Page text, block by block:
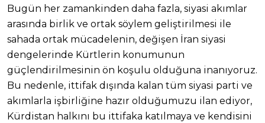
Bugün her zamankinden daha fazla, siyasi akımlar
arasında birlik ve ortak söylem geliştirilmesi ile
sahada ortak mücadelenin, değişen İran siyasi
dengelerinde Kürtlerin konumunun
güçlendirilmesinin ön koşulu olduğuna inanıyoruz.
Bu nedenle, ittifak dışında kalan tüm siyasi parti ve
akımlarla işbirliğine hazır olduğumuzu ilan ediyor,
Kürdistan halkını bu ittifaka katılmaya ve kendisini